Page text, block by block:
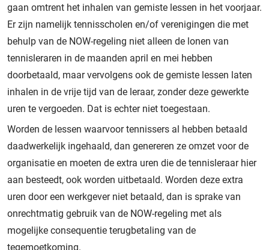
gaan omtrent het inhalen van gemiste lessen in het voorjaar.
Er zijn namelijk tennisscholen en/of verenigingen die met
behulp van de NOW-regeling niet alleen de lonen van
tennisleraren in de maanden april en mei hebben
doorbetaald, maar vervolgens ook de gemiste lessen laten
inhalen in de vrije tijd van de leraar, zonder deze gewerkte
uren te vergoeden. Dat is echter niet toegestaan.
Worden de lessen waarvoor tennissers al hebben betaald
daadwerkelijk ingehaald, dan genereren ze omzet voor de
organisatie en moeten de extra uren die de tennisleraar hier
aan besteedt, ook worden uitbetaald. Worden deze extra
uren door een werkgever niet betaald, dan is sprake van
onrechtmatig gebruik van de NOW-regeling met als
mogelijke consequentie terugbetaling van de
tegemoetkoming.